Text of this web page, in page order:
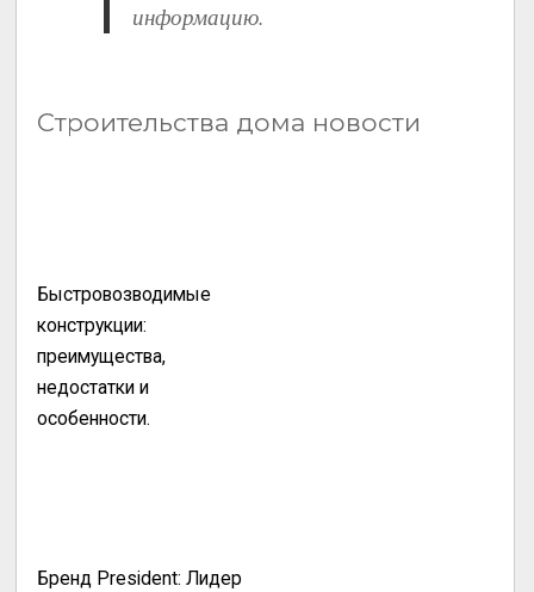
информацию.
Строительства дома новости
Быстровозводимые
конструкции:
преимущества,
недостатки и
особенности.
Бренд President: Лидер